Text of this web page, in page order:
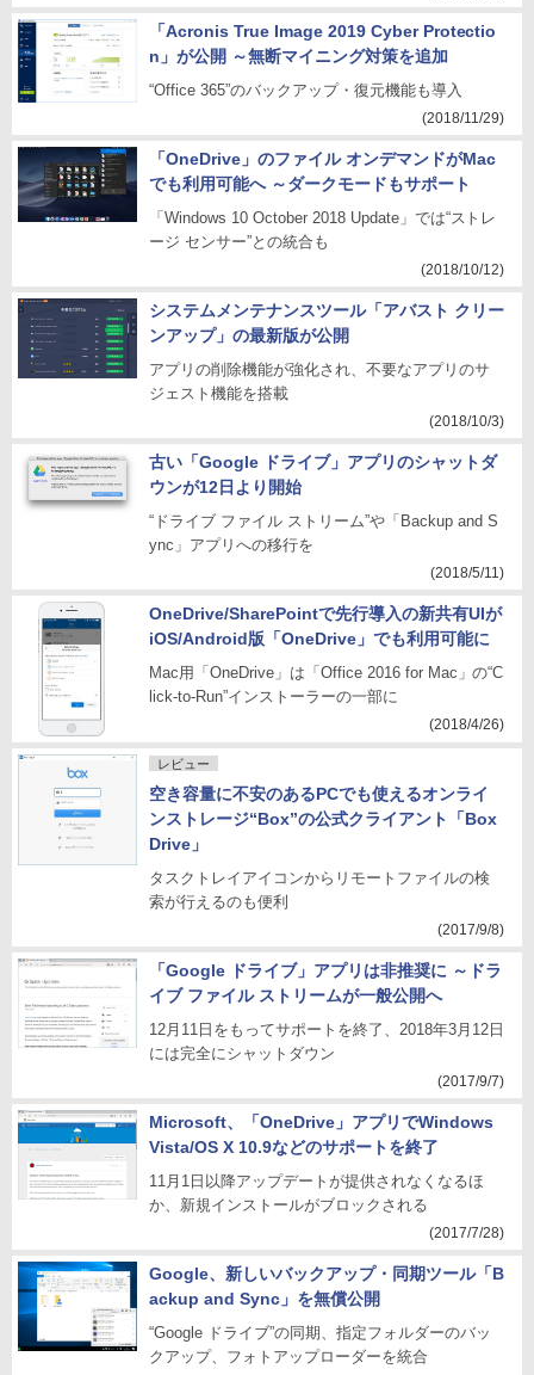
「Acronis True Image 2019 Cyber Protectio
n」が公開 ～無断マイニング対策を追加
“Office 365”のバックアップ・復元機能も導入
(2018/11/29)
「OneDrive」のファイル オンデマンドがMac
でも利用可能へ ～ダークモードもサポート
「Windows 10 October 2018 Update」では“ストレ
ージ センサー”との統合も
(2018/10/12)
システムメンテナンスツール「アバスト クリー
ンアップ」の最新版が公開
アプリの削除機能が強化され、不要なアプリのサ
ジェスト機能を搭載
(2018/10/3)
古い「Google ドライブ」アプリのシャットダ
ウンが12日より開始
“ドライブ ファイル ストリーム”や「Backup and S
ync」アプリへの移行を
(2018/5/11)
OneDrive/SharePointで先行導入の新共有UIが
iOS/Android版「OneDrive」でも利用可能に
Mac用「OneDrive」は「Office 2016 for Mac」の“C
lick-to-Run”インストーラーの一部に
(2018/4/26)
レビュー
空き容量に不安のあるPCでも使えるオンライ
ンストレージ“Box”の公式クライアント「Box
Drive」
タスクトレイアイコンからリモートファイルの検
索が行えるのも便利
(2017/9/8)
「Google ドライブ」アプリは非推奨に ～ドラ
イブ ファイル ストリームが一般公開へ
12月11日をもってサポートを終了、2018年3月12日
には完全にシャットダウン
(2017/9/7)
Microsoft、「OneDrive」アプリでWindows
Vista/OS X 10.9などのサポートを終了
11月1日以降アップデートが提供されなくなるほ
か、新規インストールがブロックされる
(2017/7/28)
Google、新しいバックアップ・同期ツール「B
ackup and Sync」を無償公開
“Google ドライブ”の同期、指定フォルダーのバッ
クアップ、フォトアップローダーを統合